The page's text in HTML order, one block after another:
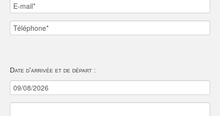
Date d'arrivée et de départ :